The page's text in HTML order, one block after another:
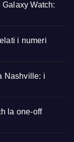
Watch:
i numeri
Nashville: i
la one-off